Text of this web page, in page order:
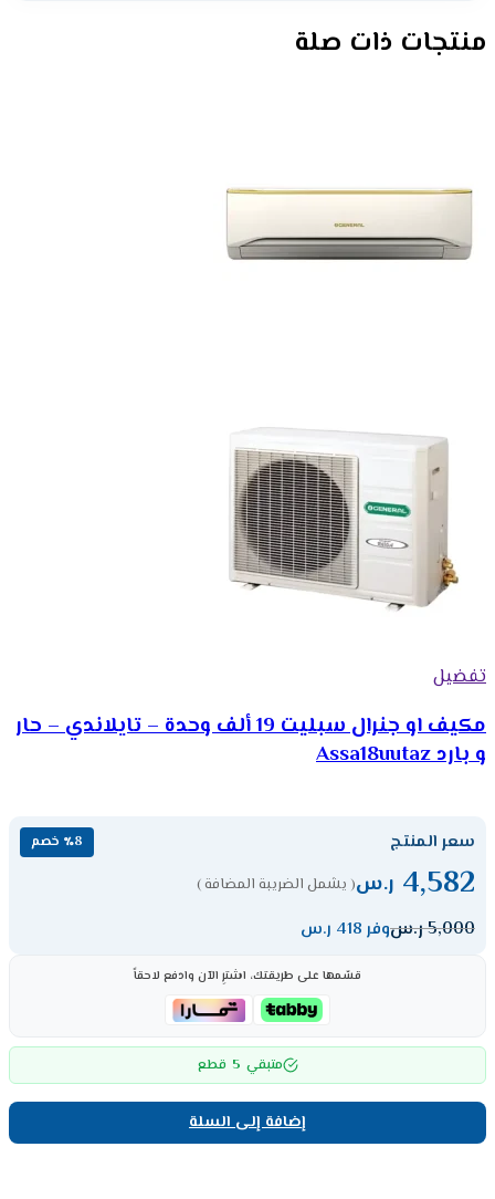
منتجات ذات صلة
تفضيل
مكيف او جنرال سبليت 19 ألف وحدة – تايلاندي – حار
و بارد Assa18uutaz
سعر المنتج ٪8 خصم
4,582 ر.س( يشمل الضريبة المضافة )
5,000ر.سوفر 418 ر.س
قسّمها على طريقتك، اشترِ الآن وادفع لاحقاً
متبقي 5 قطع
إضافة إلى السلة